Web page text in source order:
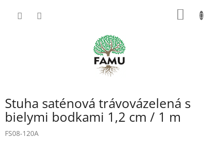
Stuha saténová trávovázelená s
bielymi bodkami 1,2 cm / 1 m
FS08-120A